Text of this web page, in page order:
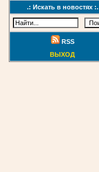
.: Искать в новостях :.
RSS
ВЫХОД